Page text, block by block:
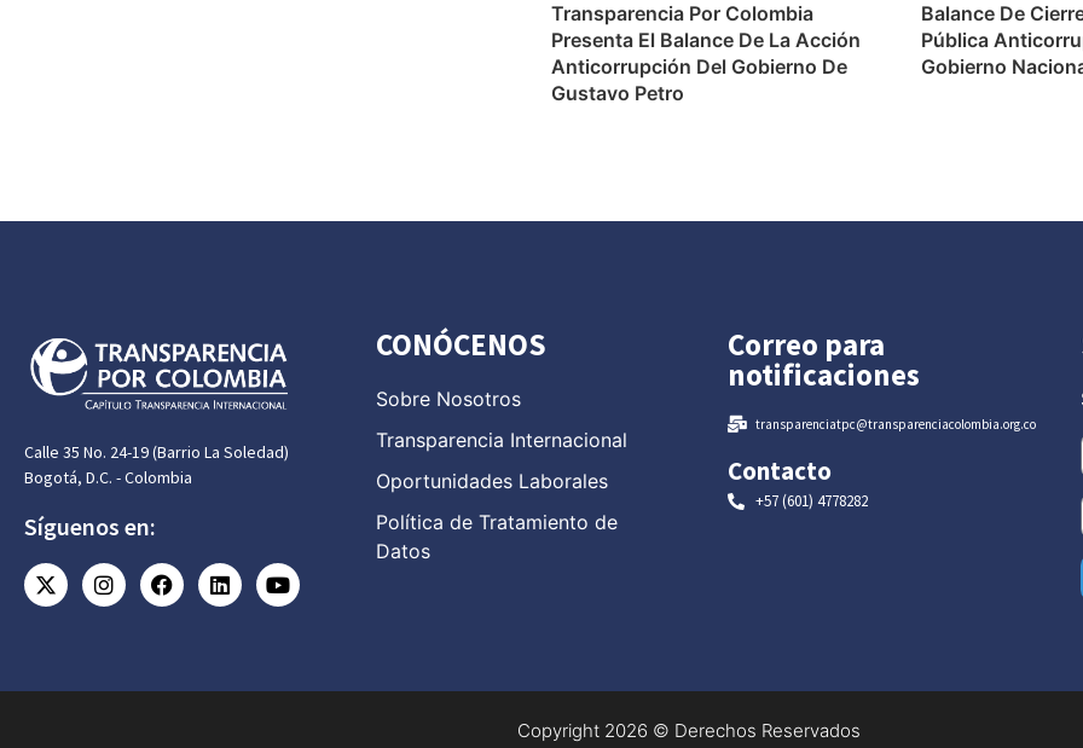
Transparencia Por Colombia
Presenta El Balance De La Acción
Anticorrupción Del Gobierno De
Gustavo Petro
Balance De
Pública
Gobierno
Calle 35 No. 24-19 (Barrio La Soledad)
Bogotá, D.C. - Colombia
Síguenos en:
CONÓCENOS
Sobre Nosotros
Transparencia Internacional
Oportunidades Laborales
Política de Tratamiento de
Datos
Correo para
notificaciones
transparenciatpc@transparenciacolombia.org.co
Contacto
+57 (601) 4778282
Copyright 2026 © Derechos Reservados